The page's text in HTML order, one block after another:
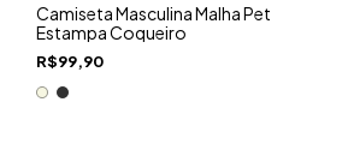
Camiseta Masculina Malha Pet
Estampa Coqueiro
R$99,90